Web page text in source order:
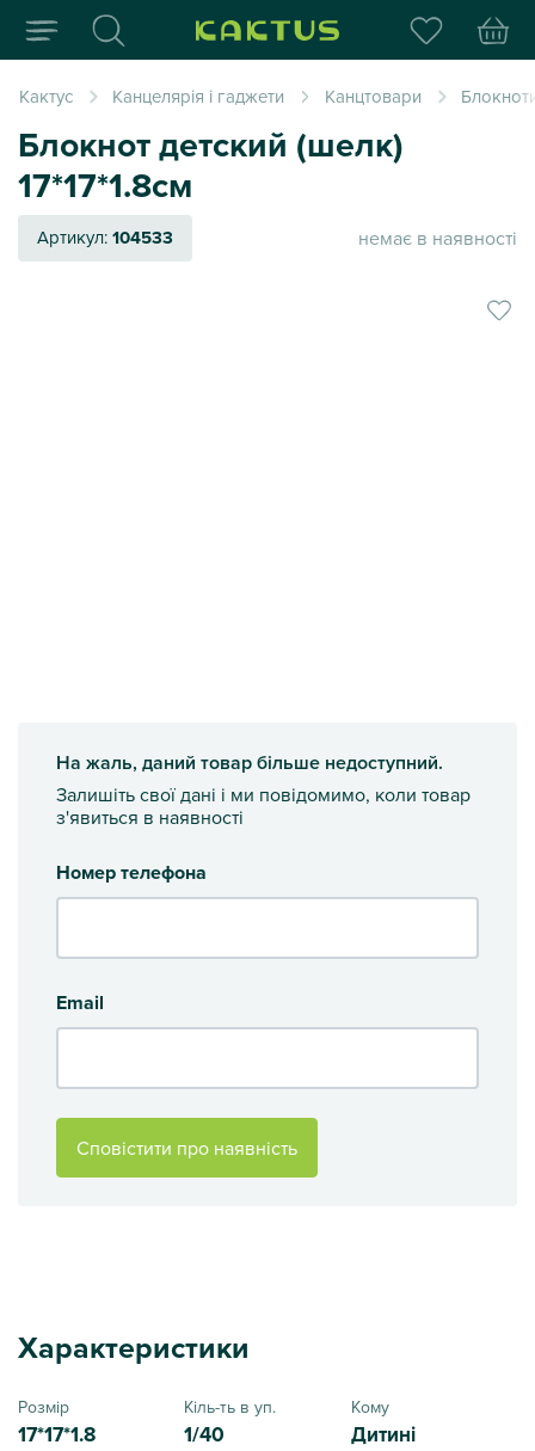
Інтернет-магазин
Кактус Канцелярія і гаджети Канцтовари
Блокнот детский (шелк)
17*17*1.8см
Артикул:104533 немає в наявності
На жаль, даний товар більше недоступний.
Залишіть свої дані і ми повідомимо, коли товар
з'явиться в наявності
Номер телефона
Email
Сповістити про наявність
Характеристики
Розмір
17*17*1.8
Кіль-ть в уп.
1/40
Кому
Дитині